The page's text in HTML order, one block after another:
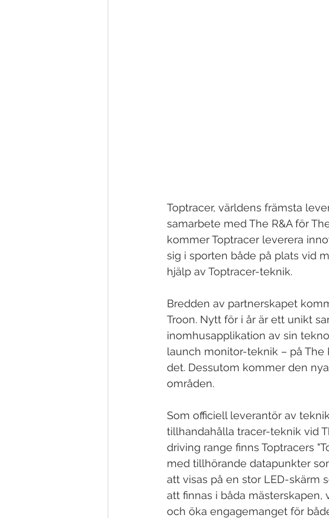
Toptracer, världens främsta
samarbete med The R&A för
kommer Toptracer leverera
sig i sporten både på plats vid
hjälp av Toptracer-teknik.
Bredden av partnerskapet
Troon. Nytt för i år är ett unikt
inomhusapplikation av sin
launch monitor-teknik – på The
det. Dessutom kommer den
områden.
Som officiell leverantör av
tillhandahålla tracer-teknik vid
driving range finns Toptracers
med tillhörande datapunkter
att visas på en stor LED-skärm
att finnas i båda
och öka engagemanget för